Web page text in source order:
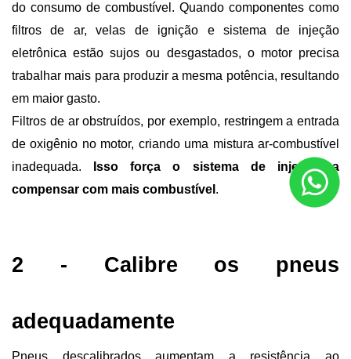
do consumo de combustível. Quando componentes como
filtros de ar, velas de ignição e sistema de injeção
eletrônica estão sujos ou desgastados, o motor precisa
trabalhar mais para produzir a mesma potência, resultando
em maior gasto.
Filtros de ar obstruídos, por exemplo, restringem a entrada
de oxigênio no motor, criando uma mistura ar-combustível
inadequada.
Isso força o sistema de injeção a
compensar com mais combustível .
2 - Calibre os pneus
adequadamente